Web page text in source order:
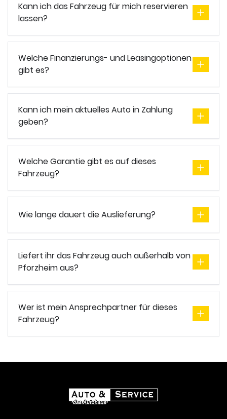
Kann ich das Fahrzeug für mich reservieren
lassen?
Welche Finanzierungs- und Leasingoptionen
gibt es?
Kann ich mein aktuelles Auto in Zahlung
geben?
Welche Garantie gibt es auf dieses
Fahrzeug?
Wie lange dauert die Auslieferung?
Liefert ihr das Fahrzeug auch außerhalb von
Pforzheim aus?
Wer ist mein Ansprechpartner für dieses
Fahrzeug?